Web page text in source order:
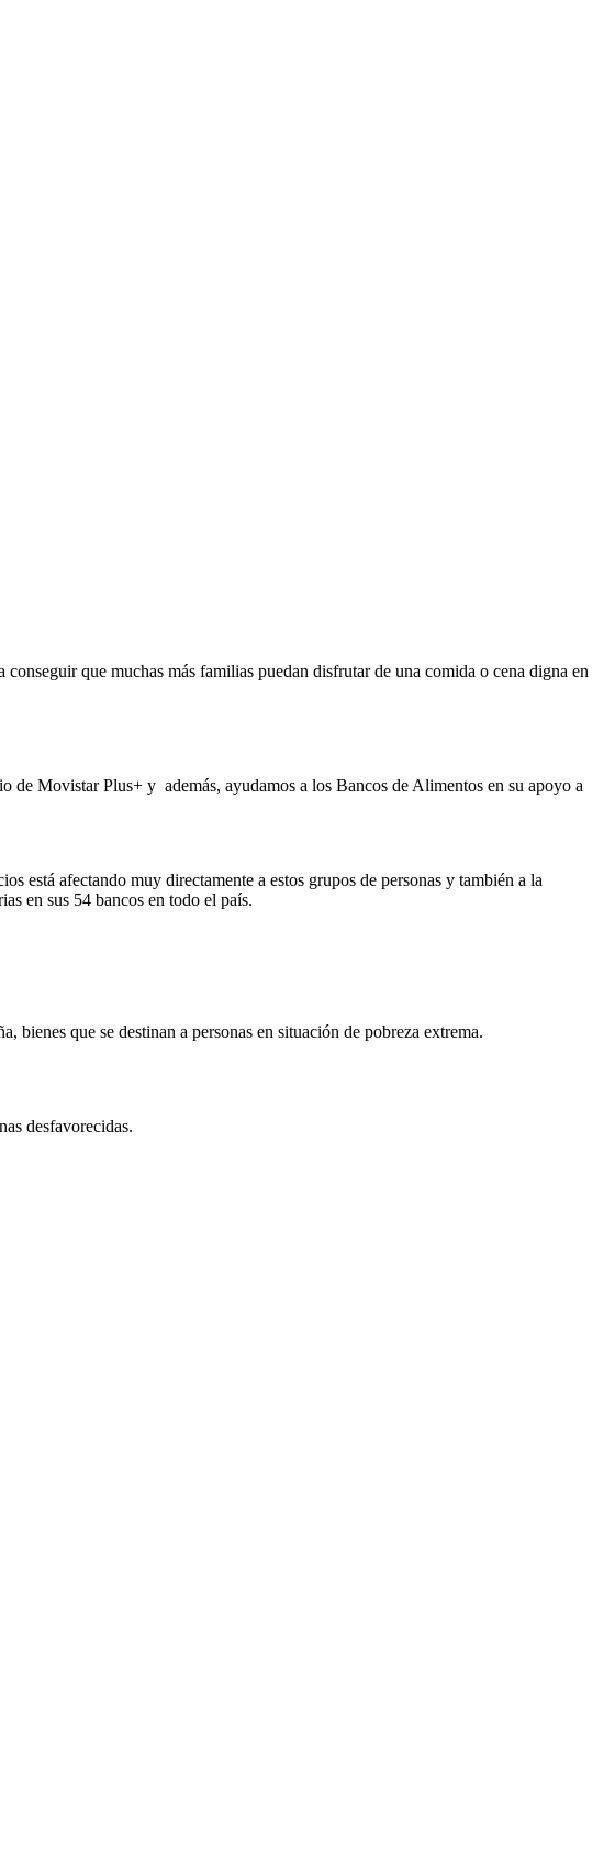
que muchas más familias puedan disfrutar de una comida o cena digna en
de Movistar Plus+ y además, ayudamos a los Bancos de Alimentos en su apoyo a
está afectando muy directamente a estos grupos de personas y también a la
en sus 54 bancos en todo el país.
bienes que se destinan a personas en situación de pobreza extrema.
desfavorecidas.